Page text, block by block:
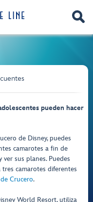
pueden hacer
de Disney, puedes
camarotes a fin de
sus planes. Puedes
camarotes diferentes
Crucero.
World Resort, utiliza